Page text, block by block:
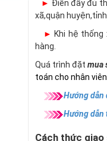
► Điền đầy đủ
xã,quận
► Khi hệ
hàng.
Quá trình đặtmua
toán cho nhân
Hướng
Hướng dẫn
Cách thức giao